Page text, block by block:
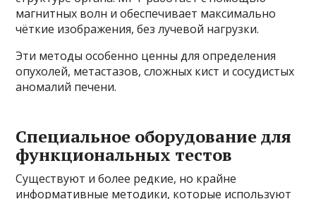
магнитных волн и обеспечивает максимально
чёткие изображения, без лучевой нагрузки.
Эти методы особенно ценны для определения
опухолей, метастазов, сложных кист и сосудистых
аномалий печени.
Специальное оборудование для
функциональных тестов
Существуют и более редкие, но крайне
информативные методики, которые используют